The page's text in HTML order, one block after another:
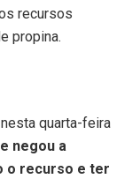
recursos
propina.
quarta-feira
negou a
o recurso e ter